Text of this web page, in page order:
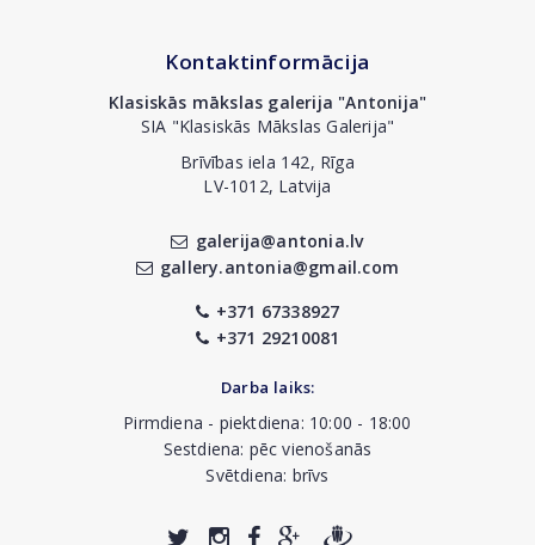
Kontaktinformācija
Klasiskās mākslas galerija "Antonija"
SIA "Klasiskās Mākslas Galerija"
Brīvības iela 142, Rīga
LV-1012, Latvija
galerija@antonia.lv
gallery.antonia@gmail.com
+371 67338927
+371 29210081
Darba laiks:
Pirmdiena - piektdiena: 10:00 - 18:00
Sestdiena: pēc vienošanās
Svētdiena: brīvs